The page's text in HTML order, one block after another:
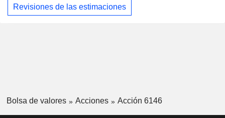
Revisiones de las estimaciones
Bolsa de valores Acciones Acción 6146